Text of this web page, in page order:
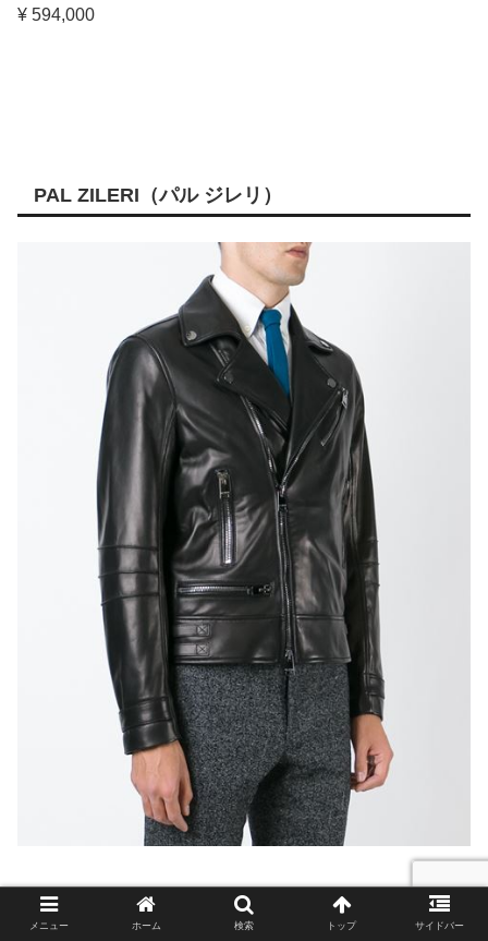
¥ 594,000
PAL ZILERI（パル ジレリ）
パルジレリ(PAL ZILERI)とは、イタリアで1970年から展
開しているブランドで、世界の政界・財界のエグゼクティ
メニュー ホーム 検索 トップ サイドバー